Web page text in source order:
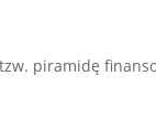
piramidę